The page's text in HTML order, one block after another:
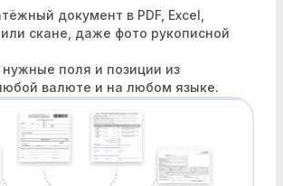
документ в PDF, Excel,
скане, даже фото рукописной
поля и позиции из
валюте и на любом языке.